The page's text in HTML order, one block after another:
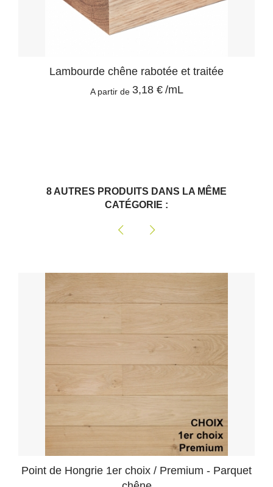
Lambourde chêne rabotée et traitée
A partir de 3,18 € /mL
8 AUTRES PRODUITS DANS LA MÊME
CATÉGORIE :
Point de Hongrie 1er choix / Premium - Parquet